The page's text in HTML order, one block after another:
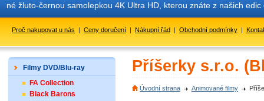
samolepkou 4K Ultra HD, kterou znáte z našich edic
Proč nakupovat u nás | Ceny doručení | Nákupní řád | Obchodní podmínky |
Filmy DVD/Blu-ray
FA Collection
Black Barons
Příšerky s.r.o.
Úvodní strana Animované filmy